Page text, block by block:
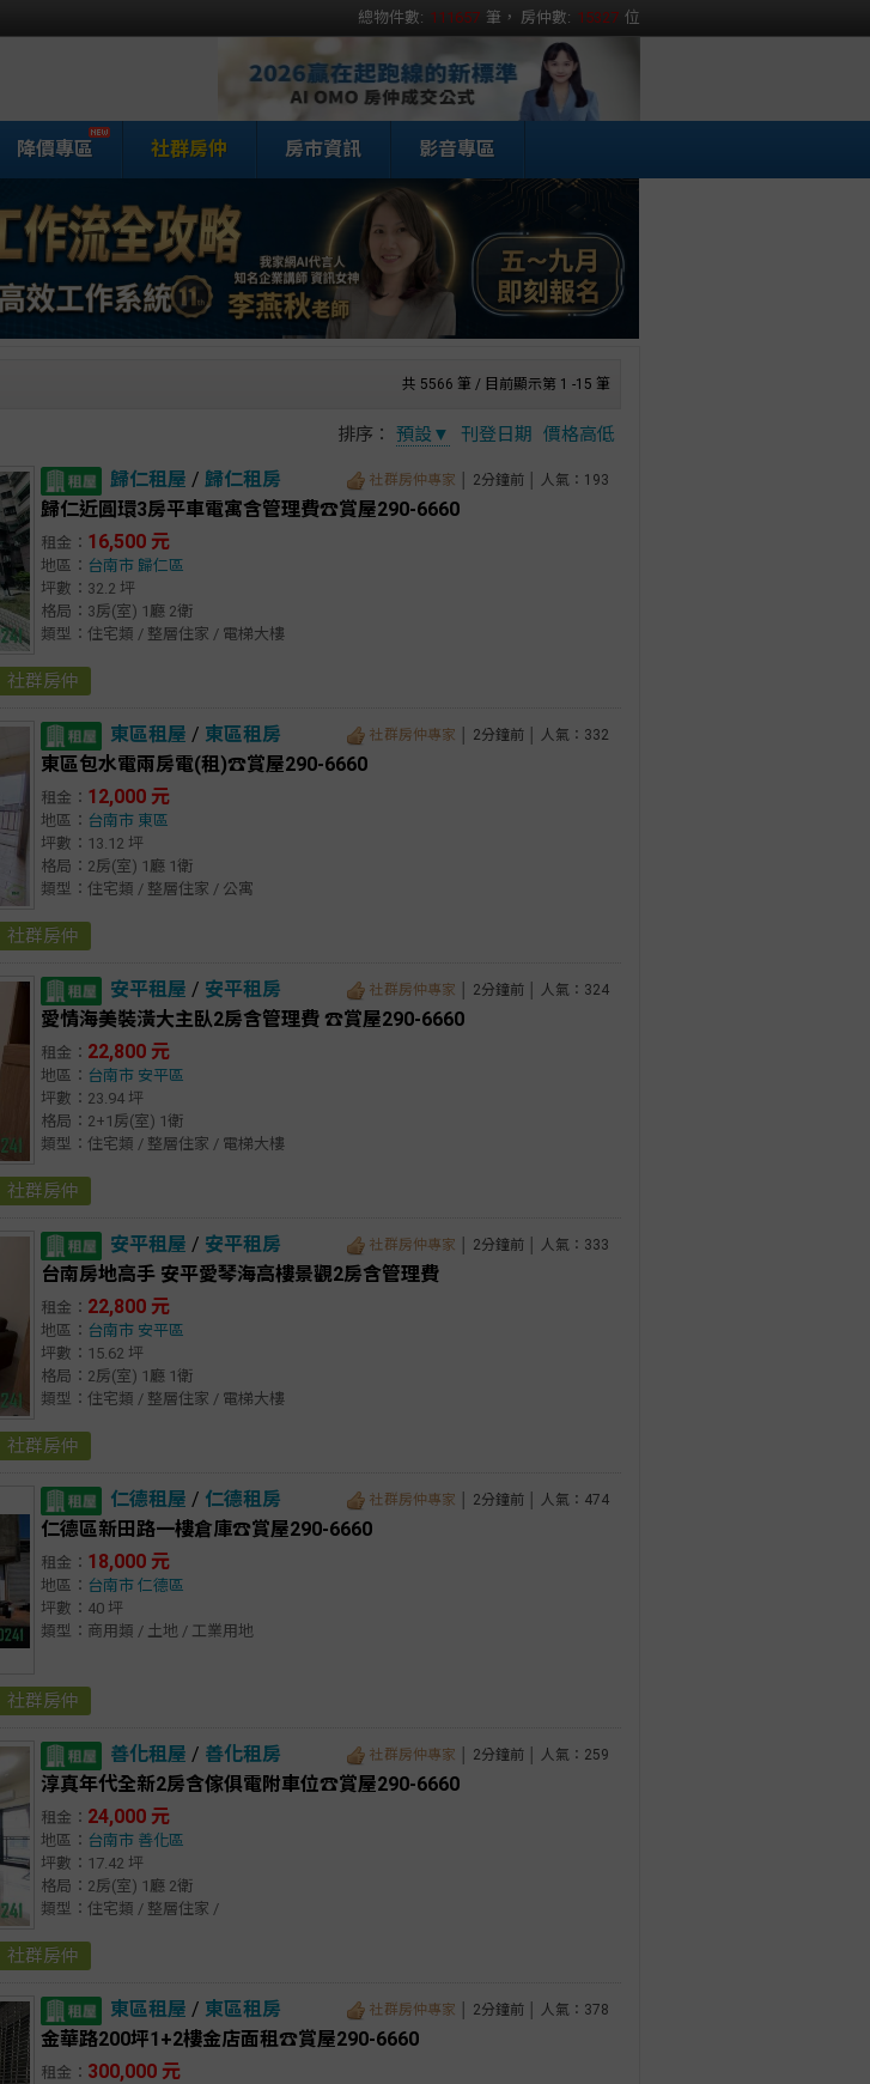
總物件數: 111657 筆， 房仲數: 15327 位
降價專區 社群房仲 房市資訊 影音專區
共 5566 筆 / 目前顯示第 1 -15 筆
排序： 預設▼ 刊登日期 價格高低
歸仁租屋 / 歸仁租房 社群房仲專家 │ 2分鐘前 │ 人氣：193
歸仁近圓環3房平車電寓含管理費☎️賞屋290-6660
租金： 16,500 元
地區： 台南市 歸仁區
坪數：32.2 坪
格局：3房(室) 1廳 2衛
類型：住宅類 / 整層住家 / 電梯大樓
社群房仲
東區租屋 / 東區租房 社群房仲專家 │ 2分鐘前 │ 人氣：332
東區包水電兩房電(租)☎️賞屋290-6660
租金： 12,000 元
地區： 台南市 東區
坪數：13.12 坪
格局：2房(室) 1廳 1衛
類型：住宅類 / 整層住家 / 公寓
社群房仲
安平租屋 / 安平租房 社群房仲專家 │ 2分鐘前 │ 人氣：324
愛情海美裝潢大主臥2房含管理費 ☎️賞屋290-6660
租金： 22,800 元
地區： 台南市 安平區
坪數：23.94 坪
格局：2+1房(室) 1衛
類型：住宅類 / 整層住家 / 電梯大樓
社群房仲
安平租屋 / 安平租房 社群房仲專家 │ 2分鐘前 │ 人氣：333
台南房地高手 安平愛琴海高樓景觀2房含管理費
租金： 22,800 元
地區： 台南市 安平區
坪數：15.62 坪
格局：2房(室) 1廳 1衛
類型：住宅類 / 整層住家 / 電梯大樓
社群房仲
仁德租屋 / 仁德租房 社群房仲專家 │ 2分鐘前 │ 人氣：474
仁德區新田路一樓倉庫☎️賞屋290-6660
租金： 18,000 元
地區： 台南市 仁德區
坪數：40 坪
類型：商用類 / 土地 / 工業用地
社群房仲
善化租屋 / 善化租房 社群房仲專家 │ 2分鐘前 │ 人氣：259
淳真年代全新2房含傢俱電附車位☎️賞屋290-6660
租金： 24,000 元
地區： 台南市 善化區
坪數：17.42 坪
格局：2房(室) 1廳 2衛
類型：住宅類 / 整層住家 /
社群房仲
東區租屋 / 東區租房 社群房仲專家 │ 2分鐘前 │ 人氣：378
金華路200坪1+2樓金店面租☎️賞屋290-6660
租金： 300,000 元